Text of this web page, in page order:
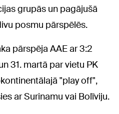
grupās un pagājušā
posmu pārspēlēs.
pārspēja AAE ar 3:2
31. martā par vietu PK
"play off",
ar Surinamu vai Bolīviju.